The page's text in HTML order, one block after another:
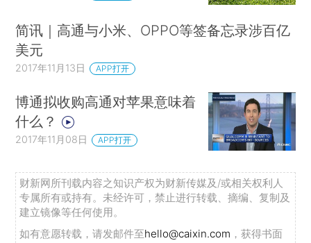
简讯｜高通与小米、OPPO等签备忘录涉百亿
美元
2017年11月13日 APP打开
博通拟收购高通对苹果意味着
什么？
2017年11月08日 APP打开
财新网所刊载内容之知识产权为财新传媒及/或相关权利人
专属所有或持有。未经许可，禁止进行转载、摘编、复制及
建立镜像等任何使用。
如有意愿转载，请发邮件至hello@caixin.com ，获得书面